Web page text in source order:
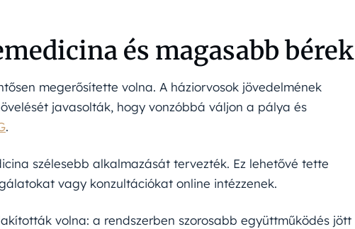
és magasabb bérek
megerősítette volna. A háziorvosok jövedelmének
javasolták, hogy vonzóbbá váljon a pálya és
.
szélesebb alkalmazását tervezték. Ez lehetővé tette
vagy konzultációkat online intézzenek.
volna: a rendszerben szorosabb együttműködés jött